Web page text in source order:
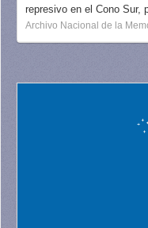
represivo en el Cono Sur,
Archivo Nacional de la